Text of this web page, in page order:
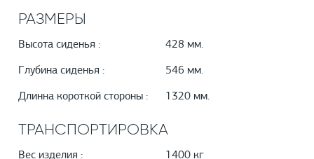
РАЗМЕРЫ
Высота сиденья : 428 мм.
Глубина сиденья : 546 мм.
Длинна короткой стороны : 1320 мм.
ТРАНСПОРТИРОВКА
Вес изделия : 1400 кг